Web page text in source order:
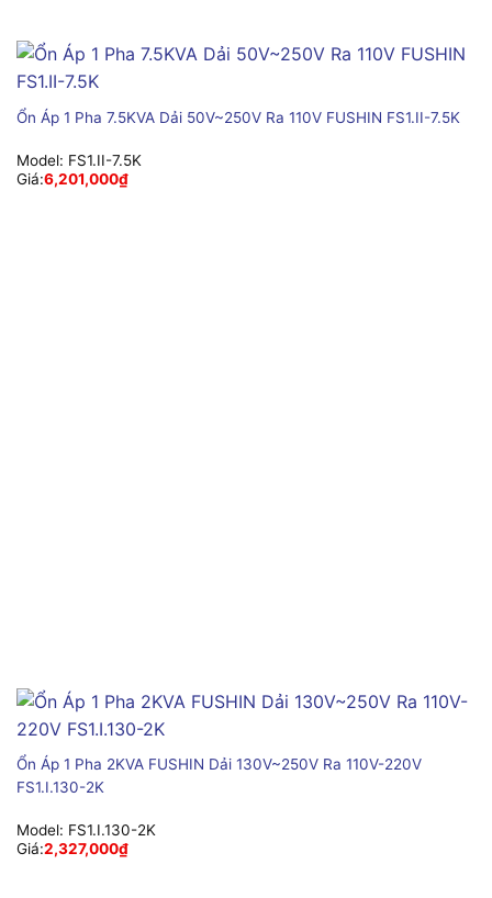
Ổn Áp 1 Pha 7.5KVA Dải 50V~250V Ra 110V FUSHIN FS1.II-7.5K
Model: FS1.II-7.5K
Giá:6,201,000₫
Ổn Áp 1 Pha 2KVA FUSHIN Dải 130V~250V Ra 110V-220V
FS1.I.130-2K
Model: FS1.I.130-2K
Giá:2,327,000₫